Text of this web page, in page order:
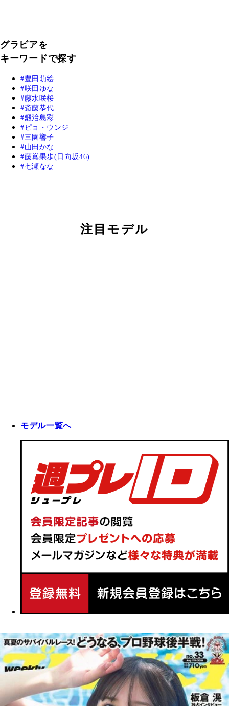
グラビアを
キーワードで探す
豊田萌絵
咲田ゆな
藤水咲桜
斎藤恭代
鍛治島彩
ピョ・ウンジ
三園響子
山田かな
藤嶌果歩(日向坂46)
七瀬なな
注目モデル
モデル一覧へ